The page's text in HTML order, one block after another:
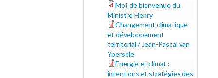
henry_0.pdf
Mot de bienvenue du
Ministre Henry
changement_0.pdf
Changement climatique
et développement
territorial / Jean-Pascal van
Ypersele
energie_0.pdf
Energie et climat :
intentions et stratégies des